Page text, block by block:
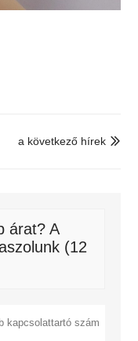

a következő hírek
árat? A
(12